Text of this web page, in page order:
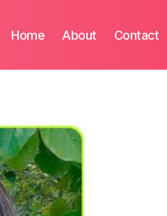
Home About Contact